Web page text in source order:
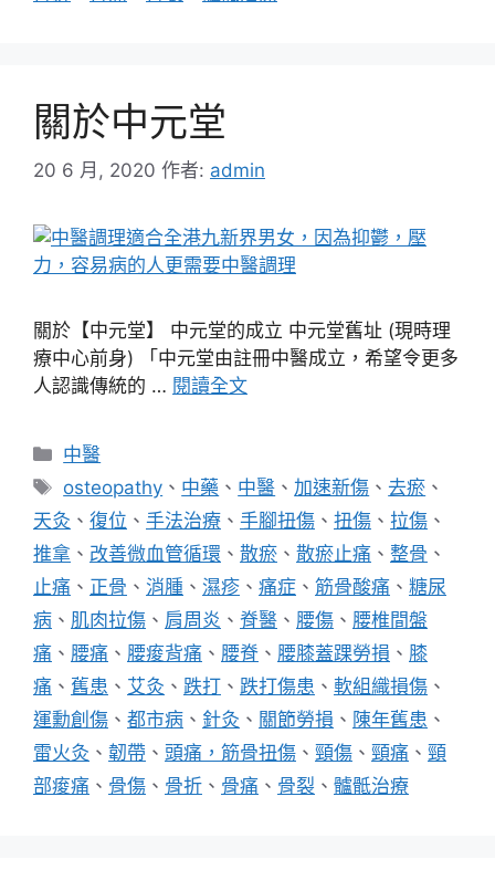
關於中元堂
20 6 月, 2020 作者: admin
關於【中元堂】 中元堂的成立 中元堂舊址 (現時理
療中心前身) 「中元堂由註冊中醫成立，希望令更多
人認識傳統的 … 閱讀全文
分
類
中醫
標
籤
osteopathy 、 中藥 、 中醫 、加速新傷 、去瘀 、
天灸 、 復位 、 手法治療 、 手腳扭傷 、 扭傷 、 拉傷 、
推拿 、 改善微血管循環 、 散瘀 、 散瘀止痛 、 整骨 、
止痛 、 正骨 、 消腫 、 濕疹 、 痛症 、 筋骨酸痛 、 糖尿
病 、 肌肉拉傷 、 肩周炎 、 脊醫 、 腰傷 、 腰椎間盤
痛 、 腰痛 、 腰痠背痛 、 腰脊 、 腰膝蓋踝勞損 、 膝
痛 、 舊患 、 艾灸 、 跌打 、 跌打傷患 、 軟組織損傷 、
運勳創傷 、 都市病 、 針灸 、 關節勞損 、 陳年舊患 、
雷火灸 、 韌帶 、 頭痛，筋骨扭傷 、 頸傷 、 頸痛 、 頸
部痠痛 、 骨傷 、 骨折 、 骨痛 、 骨裂 、 髗骶治療